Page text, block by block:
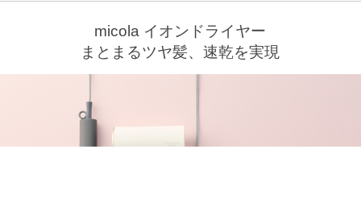
micola イオンドライヤー
まとまるツヤ髪、速乾を実現